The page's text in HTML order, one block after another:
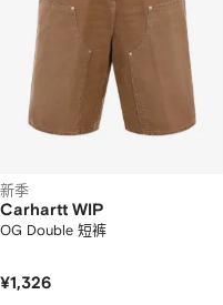
新季
Carhartt WIP
OG Double 短裤
¥1,326